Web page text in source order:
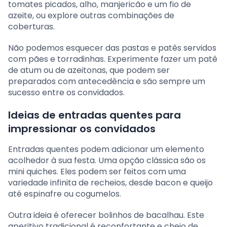
tomates picados, alho, manjericão e um fio de
azeite, ou explore outras combinações de
coberturas.
Não podemos esquecer das pastas e patês servidos
com pães e torradinhas. Experimente fazer um patê
de atum ou de azeitonas, que podem ser
preparados com antecedência e são sempre um
sucesso entre os convidados.
Ideias de entradas quentes para
impressionar os convidados
Entradas quentes podem adicionar um elemento
acolhedor à sua festa. Uma opção clássica são os
mini quiches. Eles podem ser feitos com uma
variedade infinita de recheios, desde bacon e queijo
até espinafre ou cogumelos.
Outra ideia é oferecer bolinhos de bacalhau. Este